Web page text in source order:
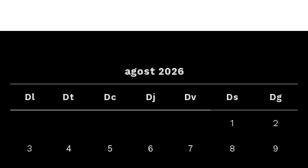
agost 2026
Dl Dt Dc Dj Dv Ds Dg
1 2
3 4 5 6 7 8 9